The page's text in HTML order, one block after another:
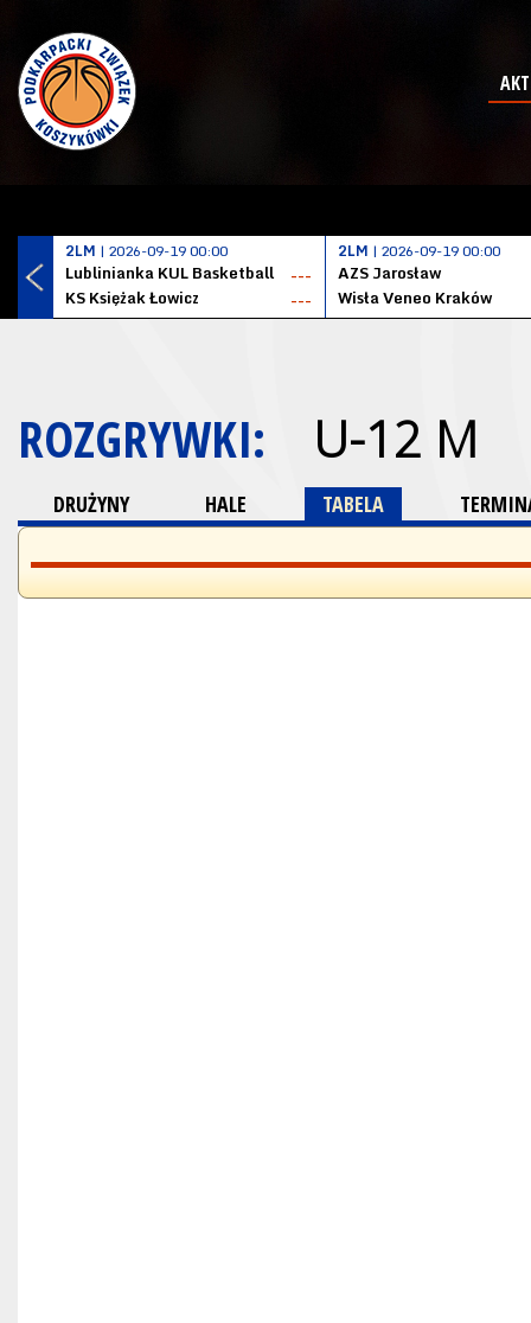
2LM | 2026-09-19 00:00
Lublinianka KUL Basketball
---
KS Księżak Łowicz
---
2LM | 2026-09-19 00:00
AZS Jarosław
Wisła Veneo Kraków
ROZGRYWKI: U-12 M
DRUŻYNY HALE TABELA